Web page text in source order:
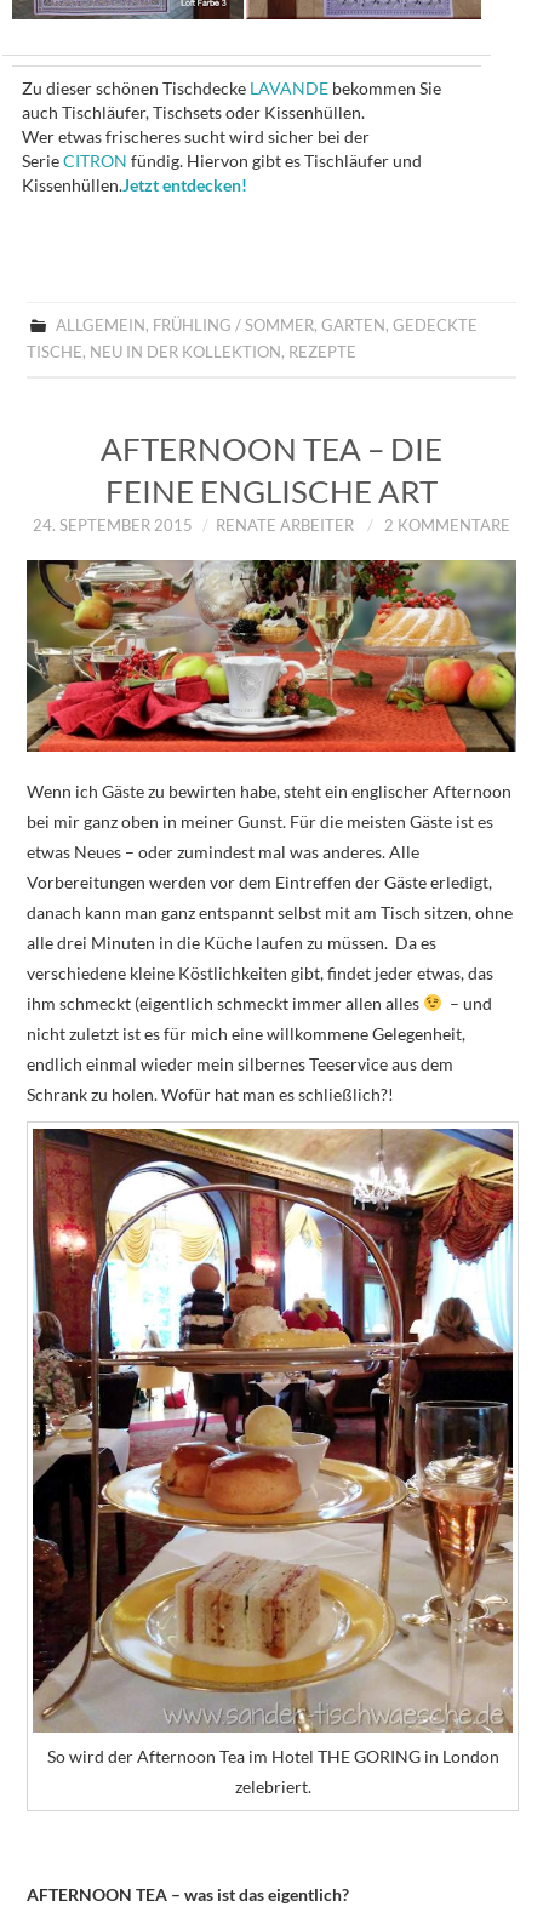
Zu dieser schönen Tischdecke LAVANDE bekommen Sie
auch Tischläufer, Tischsets oder Kissenhüllen.
Wer etwas frischeres sucht wird sicher bei der
SerieCITRON fündig. Hiervon gibt es Tischläufer und
Kissenhüllen.Jetzt entdecken!
ALLGEMEIN, FRÜHLING / SOMMER, GARTEN, GEDECKTE
TISCHE, NEU IN DER KOLLEKTION, REZEPTE
AFTERNOON TEA – DIE
FEINE ENGLISCHE ART
24. SEPTEMBER 2015 RENATE ARBEITER 2 KOMMENTARE
Wenn ich Gäste zu bewirten habe, steht ein englischer Afternoon
bei mir ganz oben in meiner Gunst. Für die meisten Gäste ist es
etwas Neues – oder zumindest mal was anderes. Alle
Vorbereitungen werden vor dem Eintreffen der Gäste erledigt,
danach kann man ganz entspannt selbst mit am Tisch sitzen, ohne
alle drei Minuten in die Küche laufen zu müssen. Da es
verschiedene kleine Köstlichkeiten gibt, findet jeder etwas, das
ihm schmeckt (eigentlich schmeckt immer allen alles
– und
nicht zuletzt ist es für mich eine willkommene Gelegenheit,
endlich einmal wieder mein silbernes Teeservice aus dem
Schrank zu holen. Wofür hat man es schließlich?!
So wird der Afternoon Tea im Hotel THE GORING in London
zelebriert.
AFTERNOON TEA – was ist das eigentlich?